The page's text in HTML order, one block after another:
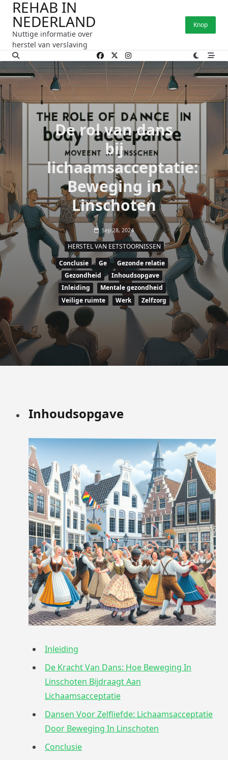
naar
inhoud
REHAB IN
NEDERLAND
Nuttige informatie over
herstel van verslaving
Knop
De rol van dans
bij
lichaamsacceptatie:
Beweging in
Linschoten
Sep 28, 2024
HERSTEL VAN EETSTOORNISSEN
Conclusie
Ge
Gezonde relatie
Gezondheid
Inhoudsopgave
Inleiding
Mentale gezondheid
Veilige ruimte
Werk Zelfzorg
Inhoudsopgave
Inleiding
De Kracht Van Dans: Hoe Beweging In
Linschoten Bijdraagt Aan
Lichaamsacceptatie
Dansen Voor Zelfliefde: Lichaamsacceptatie
Door Beweging In Linschoten
Conclusie